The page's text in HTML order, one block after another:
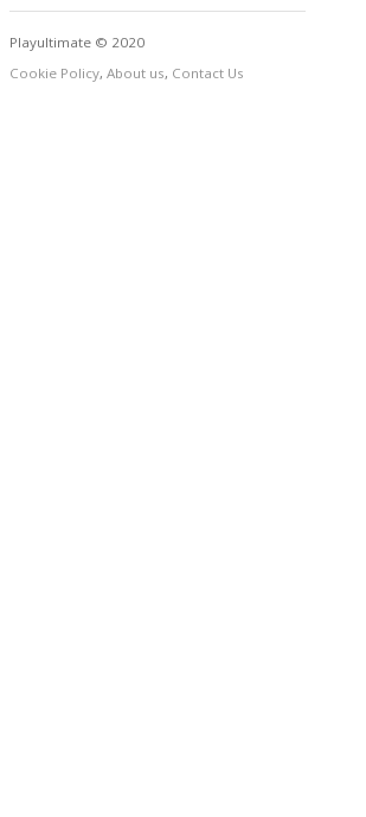
Playultimate © 2020
Cookie Policy, About us, Contact Us